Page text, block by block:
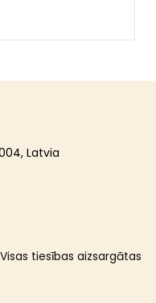
Latvia
tiesības aizsargātas